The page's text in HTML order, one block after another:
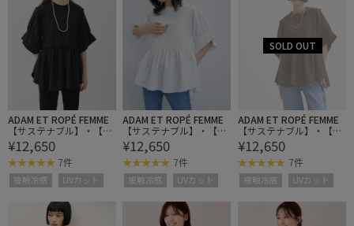
ADAM ET ROPÉ FEMME
【サステナブル】・【定
番】バウンスカフスプル
オーバー/接触冷感/UVカ
ット
¥12,650
7件
接触冷感 UVカット
ADAM ET ROPÉ FEMME
【サステナブル】・【定
番】バウンスカフスプル
オーバー/接触冷感/UVカ
ット
¥12,650
7件
接触冷感 UVカット
ADAM ET ROPÉ FEMME
【サステナブル】・【定
番】バウンスカフスプル
オーバー/接触冷感/UVカ
ット
¥12,650
7件
接触冷感 UVカット